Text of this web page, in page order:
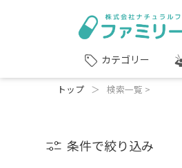
カテゴリー
トップ ＞ 検索一覧 >
条件で絞り込み